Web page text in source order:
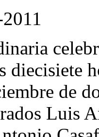
diecisiete
de
Luis